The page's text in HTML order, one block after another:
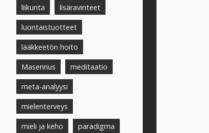
liikunta lisäravinteet
luontaistuotteet
lääkkeetön hoito
Masennus meditaatio
meta-analyysi
mielenterveys
mieli ja keho paradigma